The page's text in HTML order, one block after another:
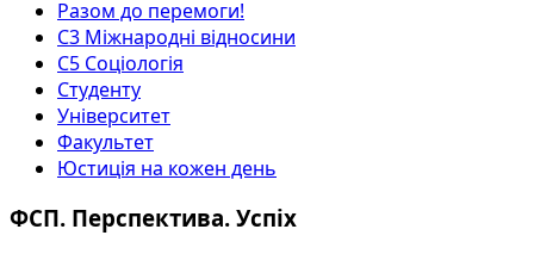
Разом до перемоги!
С3 Міжнародні відносини
С5 Соціологія
Студенту
Університет
Факультет
Юстиція на кожен день
ФСП. Перспектива. Успіх